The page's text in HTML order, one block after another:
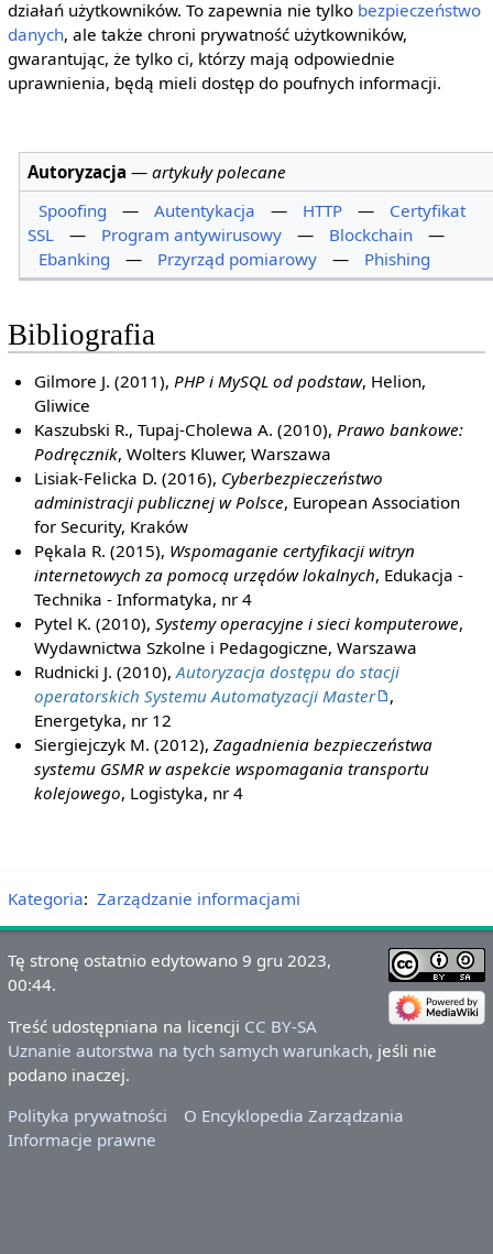
działań użytkowników. To zapewnia nie tylko bezpieczeństwo
danych, ale także chroni prywatność użytkowników,
gwarantując, że tylko ci, którzy mają odpowiednie
uprawnienia, będą mieli dostęp do poufnych informacji.
Autoryzacja —artykuły polecane
Spoofing
— Autentykacja — HTTP —
Certyfikat
SSL
— Program antywirusowy — Blockchain
—
Ebanking
— Przyrząd pomiarowy — Phishing
Bibliografia
Gilmore J. (2011), PHP i MySQL od podstaw, Helion,
Gliwice
Kaszubski R., Tupaj-Cholewa A. (2010), Prawo bankowe:
Podręcznik, Wolters Kluwer, Warszawa
Lisiak-Felicka D. (2016), Cyberbezpieczeństwo
administracji publicznej w Polsce, European Association
for Security, Kraków
Pękala R. (2015), Wspomaganie certyfikacji witryn
internetowych za pomocą urzędów lokalnych, Edukacja -
Technika - Informatyka, nr 4
Pytel K. (2010),Systemy operacyjne i sieci komputerowe,
Wydawnictwa Szkolne i Pedagogiczne, Warszawa
Rudnicki J. (2010),Autoryzacja dostępu do stacji
operatorskich Systemu Automatyzacji Master
,
Energetyka, nr 12
Siergiejczyk M. (2012),Zagadnienia bezpieczeństwa
systemu GSMR w aspekcie wspomagania transportu
kolejowego, Logistyka, nr 4
Kategoria: Zarządzanie informacjami
Tę stronę ostatnio edytowano 9 gru 2023,
00:44.
Treść udostępniana na licencji CC BY-SA
Uznanie autorstwa na tych samych warunkach, jeśli nie
podano inaczej.
Polityka prywatności
O Encyklopedia Zarządzania
Informacje prawne